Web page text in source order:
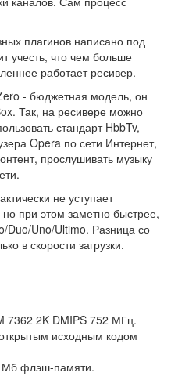
плагинов написано под
учесть, что чем больше
работает ресивер.
- бюджетная модель, он
Так, на ресивере можно
стандарт HbbTv,
Opera по сети Интернет,
прослушивать музыку
не уступает
при этом заметно быстрее,
Uno/Ultimo. Разница со
в скорости загрузки.
7362 2K DMIPS 752 МГц.
исходным кодом
Мб флэш-памяти.